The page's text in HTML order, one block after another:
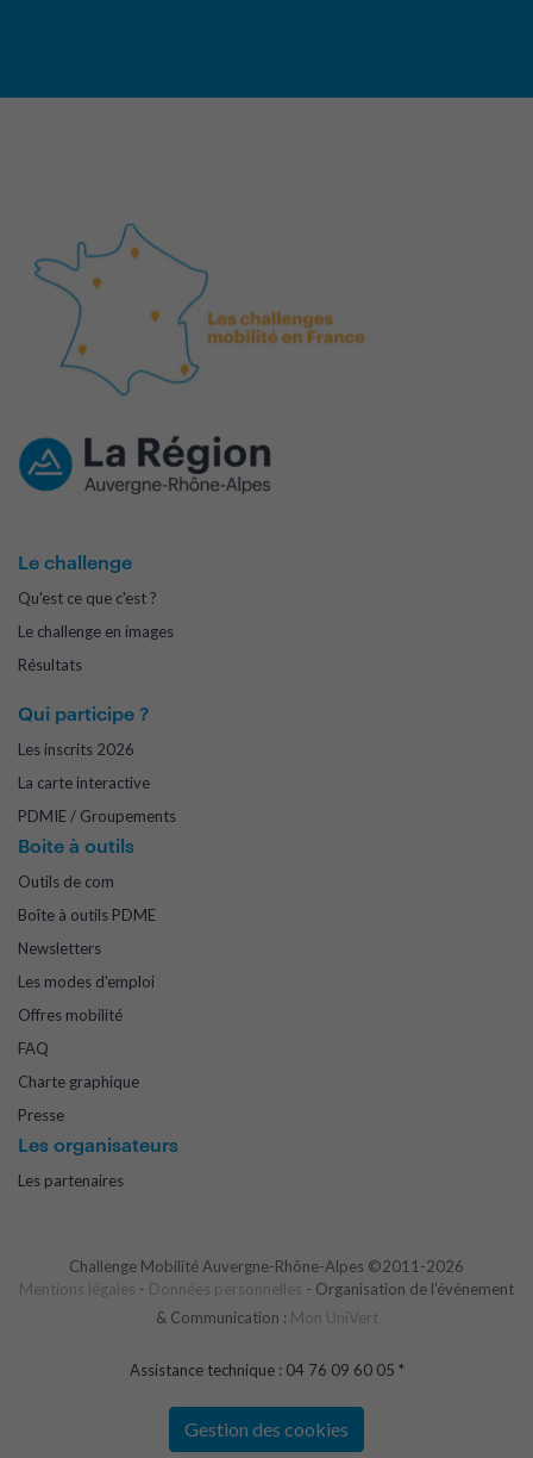
Le challenge
Qu'est ce que c'est ?
Le challenge en images
Résultats
Qui participe ?
Les inscrits 2026
La carte interactive
PDMIE / Groupements
Boite à outils
Outils de com
Boîte à outils PDME
Newsletters
Les modes d'emploi
Offres mobilité
FAQ
Charte graphique
Presse
Les organisateurs
Les partenaires
Challenge Mobilité Auvergne-Rhône-Alpes ©2011-2026
Mentions légales - Données personnelles - Organisation de l'événement
& Communication : Mon UniVert
Assistance technique : 04 76 09 60 05 *
Gestion des cookies